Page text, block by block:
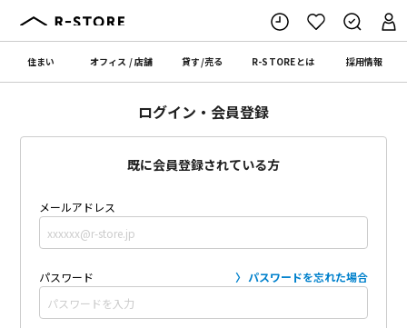
住まい オフィス /店舗 貸す/売る R-STOREとは 採用情報
ログイン・会員登録
既に会員登録されている方
メールアドレス
パスワード パスワードを忘れた場合